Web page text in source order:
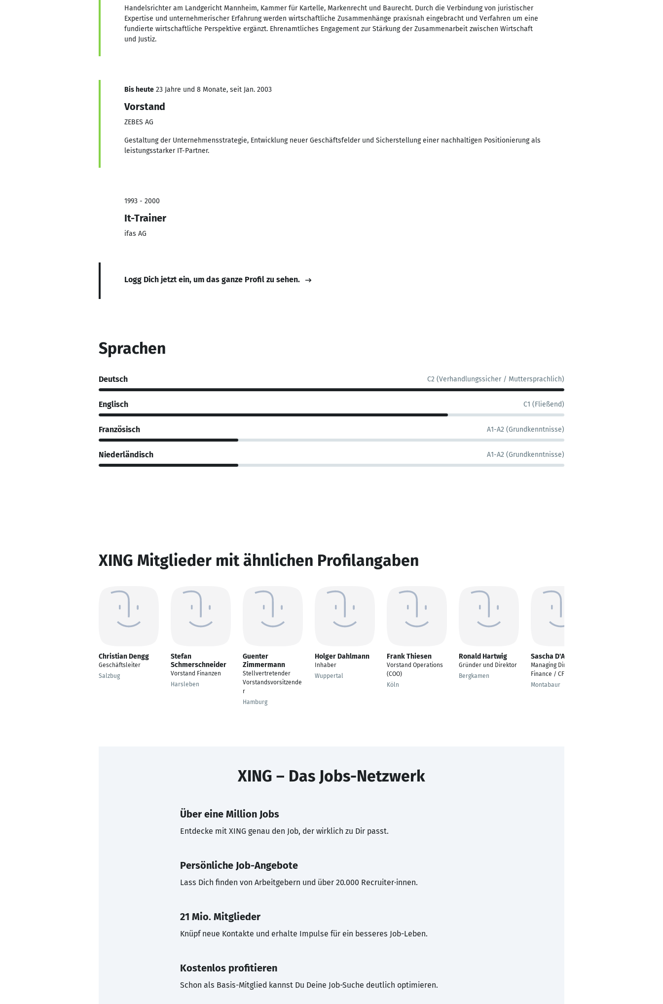
Handelsrichter am Landgericht Mannheim, Kammer für Kartelle, Markenrecht und Baurecht. Durch die Verbindung von juristischer
Expertise und unternehmerischer Erfahrung werden wirtschaftliche Zusammenhänge praxisnah eingebracht und Verfahren um eine
fundierte wirtschaftliche Perspektive ergänzt. Ehrenamtliches Engagement zur Stärkung der Zusammenarbeit zwischen Wirtschaft
und Justiz.
Bis heute 23 Jahre und 8 Monate, seit Jan. 2003
Vorstand
ZEBES AG
Gestaltung der Unternehmensstrategie, Entwicklung neuer Geschäftsfelder und Sicherstellung einer nachhaltigen Positionierung als
leistungsstarker IT-Partner.
1993 - 2000
It-Trainer
ifas AG
Logg Dich jetzt ein, um das ganze Profil zu sehen.
Sprachen
Deutsch C2 (Verhandlungssicher / Muttersprachlich)
Englisch C1 (Fließend)
Französisch A1-A2 (Grundkenntnisse)
Niederländisch A1-A2 (Grundkenntnisse)
XING Mitglieder mit ähnlichen Profilangaben
Christian Dengg
Geschäftsleiter
Salzbug
Stefan
Schmerschneider
Vorstand Finanzen
Harsleben
Guenter
Zimmermann
Stellvertretender
Vorstandsvorsitzende
r
Hamburg
Holger Dahlmann
Inhaber
Wuppertal
Frank Thiesen
Vorstand Operations
(COO)
Köln
Ronald Hartwig
Gründer und Direktor
Bergkamen
Sascha D'Avis
Managing Director
Finance / CFO
Montabaur
XING – Das Jobs-Netzwerk
Über eine Million Jobs
Entdecke mit XING genau den Job, der wirklich zu Dir passt.
Persönliche Job-Angebote
Lass Dich finden von Arbeitgebern und über 20.000 Recruiter·innen.
21 Mio. Mitglieder
Knüpf neue Kontakte und erhalte Impulse für ein besseres Job-Leben.
Kostenlos profitieren
Schon als Basis-Mitglied kannst Du Deine Job-Suche deutlich optimieren.